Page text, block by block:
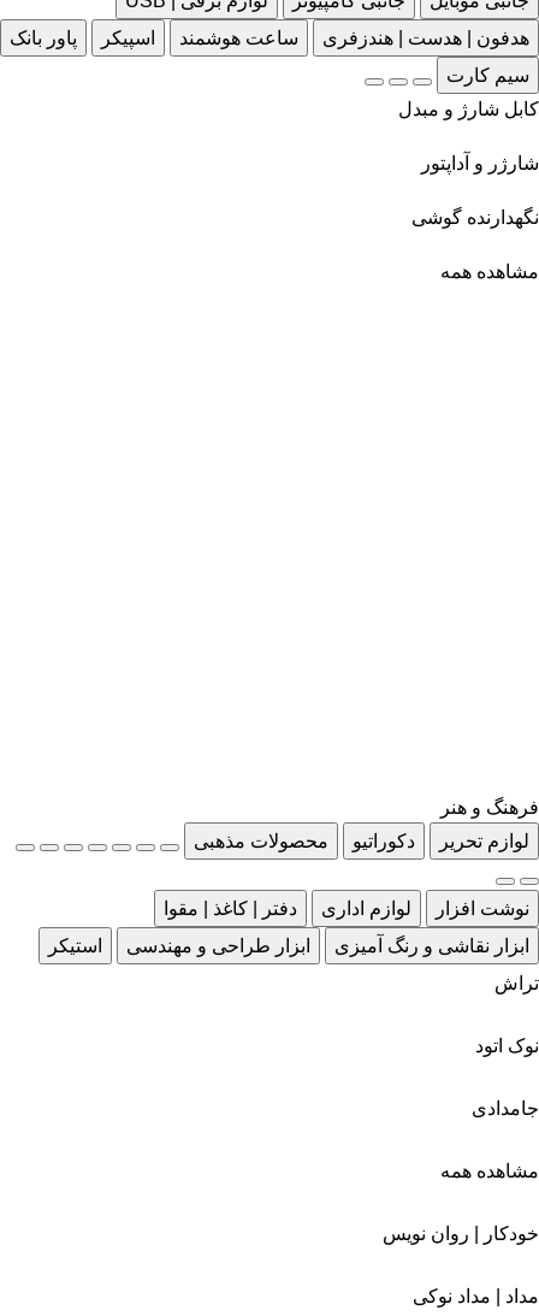
هدفون | هدست | هندزفری
ساعت هوشمند اسپیکر
پاور بانک
سیم کارت
کابل شارژ و مبدل
شارژر و آداپتور
نگهدارنده گوشی
مشاهده همه
فرهنگ و هنر
لوازم تحریر
دکوراتیو محصولات مذهبی
نوشت افزار لوازم اداری
دفتر | کاغذ | مقوا
ابزار نقاشی و رنگ آمیزی
ابزار طراحی و مهندسی
استیکر
تراش
نوک اتود
جامدادی
مشاهده همه
خودکار | روان نویس
مداد | مداد نوکی